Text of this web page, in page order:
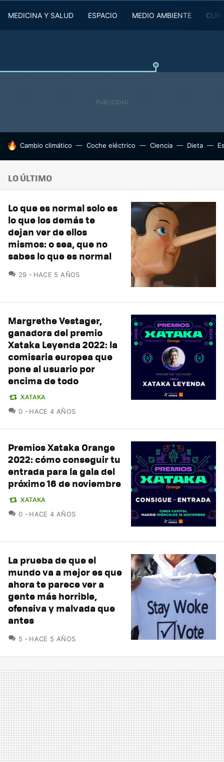
MEDICINA Y SALUD ESPACIO MEDIO AMBIENTE
HOY SE HABLA DE
Cambio climático Coche eléctrico Ciencia Dieta
LO ÚLTIMO
Lo que es normal solo es
lo que los demás te
dejan ver de ellos
mismos: o sea, que no
sabes lo que es normal
29 COMENTARIOS
HACE 5 AÑOS
Margrethe Vestager,
ganadora del premio
Xataka Leyenda 2022: la
comisaria europea que
pone al usuario por
encima de todo
XATAKA
0 COMENTARIOS
HACE 4 AÑOS
Premios Xataka Orange
2022: cómo conseguir tu
entrada para la gala del
próximo 16 de noviembre
XATAKA
0 COMENTARIOS
HACE 4 AÑOS
La prueba de que el
mundo va a mejor es que
ahora te parece ver a
gente más horrible,
ofensiva y malvada que
antes
5 COMENTARIOS
HACE 5 AÑOS